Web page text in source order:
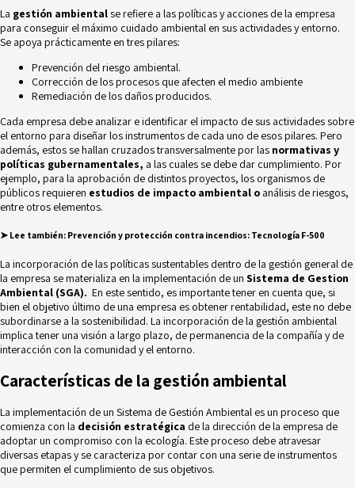
La gestión ambientalse refiere a las políticas y acciones de la empresa
para conseguir el máximo cuidado ambiental en sus actividades y entorno.
Se apoya prácticamente en tres pilares:
Prevención del riesgo ambiental.
Corrección de los procesos que afecten el medio ambiente
Remediación de los daños producidos.
Cada empresa debe analizar e identificar el impacto de sus actividades sobre
el entorno para diseñar los instrumentos de cada uno de esos pilares. Pero
además, estos se hallan cruzados transversalmente por las normativas y
políticas gubernamentales, a las cuales se debe dar cumplimiento. Por
ejemplo, para la aprobación de distintos proyectos, los organismos de
públicos requieren estudios de impacto ambiental o análisis de riesgos,
entre otros elementos.
➤ Lee también: Prevención y protección contra incendios: Tecnología F-500
La incorporación de las políticas sustentables dentro de la gestión general de
la empresa se materializa en la implementación de un Sistema de Gestion
Ambiental (SGA). En este sentido, es importante tener en cuenta que, si
bien el objetivo último de una empresa es obtener rentabilidad, este no debe
subordinarse a la sostenibilidad. La incorporación de la gestión ambiental
implica tener una visión a largo plazo, de permanencia de la compañía y de
interacción con la comunidad y el entorno.
Características de la gestión ambiental
La implementación de un Sistema de Gestión Ambiental es un proceso que
comienza con la decisión estratégica de la dirección de la empresa de
adoptar un compromiso con la ecología. Este proceso debe atravesar
diversas etapas y se caracteriza por contar con una serie de instrumentos
que permiten el cumplimiento de sus objetivos.